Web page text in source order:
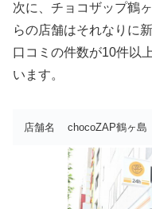
次に、チョコザップ鶴
らの店舗はそれなりに
口コミの件数が10件以
います。
店舗名 chocoZAP鶴ヶ島